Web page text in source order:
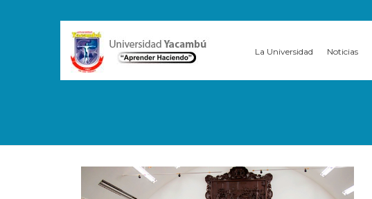
La Universidad Noticias